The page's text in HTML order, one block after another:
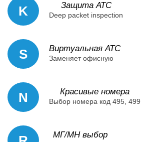
K Защита АТС
Deep packet inspection
S Виртуальная АТС
Заменяет офисную
N Красивые номера
Выбор номера код 495, 499
МГ/МН выбор